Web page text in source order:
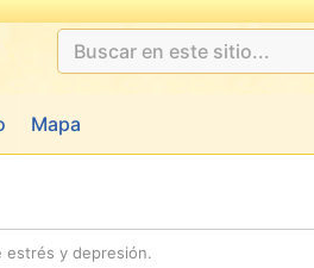
Mapa
estrés y depresión.